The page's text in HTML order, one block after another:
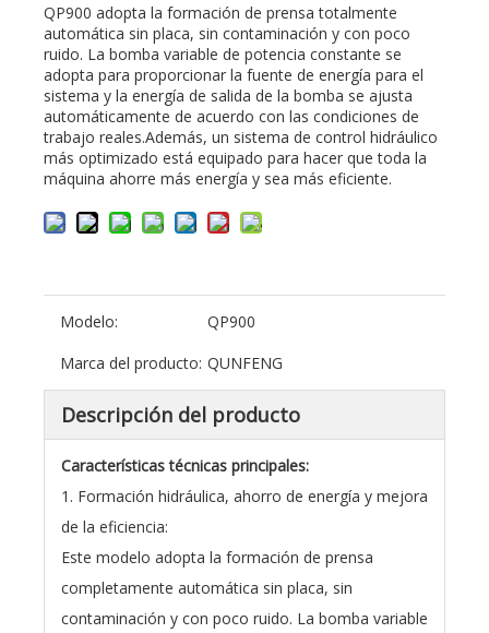
QP900 adopta la formación de prensa totalmente
automática sin placa, sin contaminación y con poco
ruido. La bomba variable de potencia constante se
adopta para proporcionar la fuente de energía para el
sistema y la energía de salida de la bomba se ajusta
automáticamente de acuerdo con las condiciones de
trabajo reales.Además, un sistema de control hidráulico
más optimizado está equipado para hacer que toda la
máquina ahorre más energía y sea más eficiente.
Modelo:
QP900
Marca del producto: QUNFENG
Descripción del producto
Características técnicas principales:
1. Formación hidráulica, ahorro de energía y mejora
de la eficiencia:
Este modelo adopta la formación de prensa
completamente automática sin placa, sin
contaminación y con poco ruido. La bomba variable